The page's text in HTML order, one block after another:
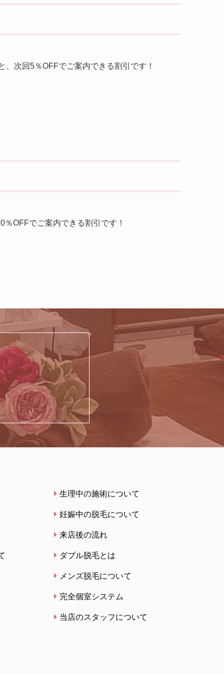
次回5％OFFでご案内できる割引です！
OFFでご案内できる割引です！
生理中の施術について
妊娠中の脱毛について
来店後の流れ
ダブル脱毛とは
メンズ脱毛について
完全個室システム
当店のスタッフについて